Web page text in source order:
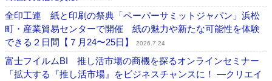
全印工連 紙と印刷の祭典「ペーパーサミットジャパン」浜松
町・産業貿易センターで開催 紙の魅力や新たな可能性を体験
できる２日間【７月24〜25日】
2026.7.24
富士フイルムBI 推し活市場の商機を探るオンラインセミナー
「拡大する『推し活市場』をビジネスチャンスに！ ―クリエイ